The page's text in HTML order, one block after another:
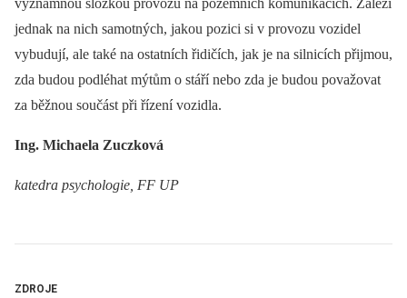
významnou složkou provozu na pozemních komunikacích. Záleží
jednak na nich samotných, jakou pozici si v provozu vozidel
vybudují, ale také na ostatních řidičích, jak je na silnicích přijmou,
zda budou podléhat mýtům o stáří nebo zda je budou považovat
za běžnou součást při řízení vozidla.
Ing. Michaela Zuczková
katedra psychologie, FF UP
ZDROJE